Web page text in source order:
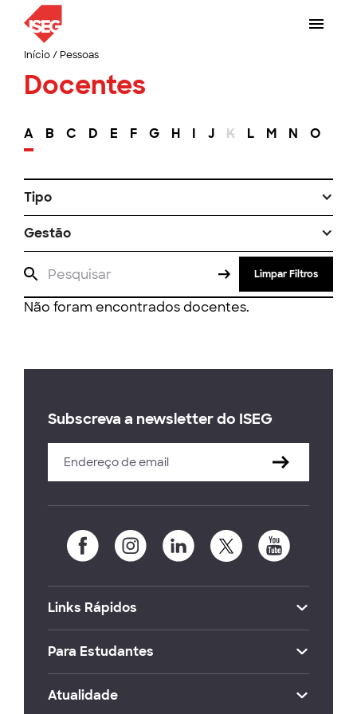
Início/ Pessoas
Docentes
A B C D E F G H I J K L M N O
Tipo
Gestão
Limpar Filtros
Não foram encontrados docentes.
Subscreva a newsletter do ISEG
Links Rápidos
Para Estudantes
Atualidade